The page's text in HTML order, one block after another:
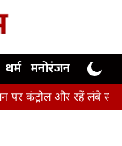
धर्म मनोरंजन खेल
लंबे समय तक स्वस्थ